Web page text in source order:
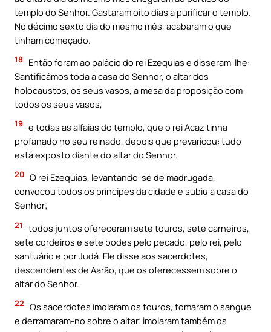
templo do Senhor. Gastaram oito dias a purificar o templo.
No décimo sexto dia do mesmo mês, acabaram o que
tinham começado.
18
Então foram ao palácio do rei Ezequias e disseram-lhe:
Santificámos toda a casa do Senhor, o altar dos
holocaustos, os seus vasos, a mesa da proposição com
todos os seus vasos,
19 e todas as alfaias do templo, que o rei Acaz tinha
profanado no seu reinado, depois que prevaricou: tudo
está exposto diante do altar do Senhor.
20 O rei Ezequias, levantando-se de madrugada,
convocou todos os príncipes da cidade e subiu à casa do
Senhor;
21
todos juntos ofereceram sete touros, sete carneiros,
sete cordeiros e sete bodes pelo pecado, pelo rei, pelo
santuário e por Judá. Ele disse aos sacerdotes,
descendentes de Aarão, que os oferecessem sobre o
altar do Senhor.
22 Os sacerdotes imolaram os touros, tomaram o sangue
e derramaram-no sobre o altar; imolaram também os